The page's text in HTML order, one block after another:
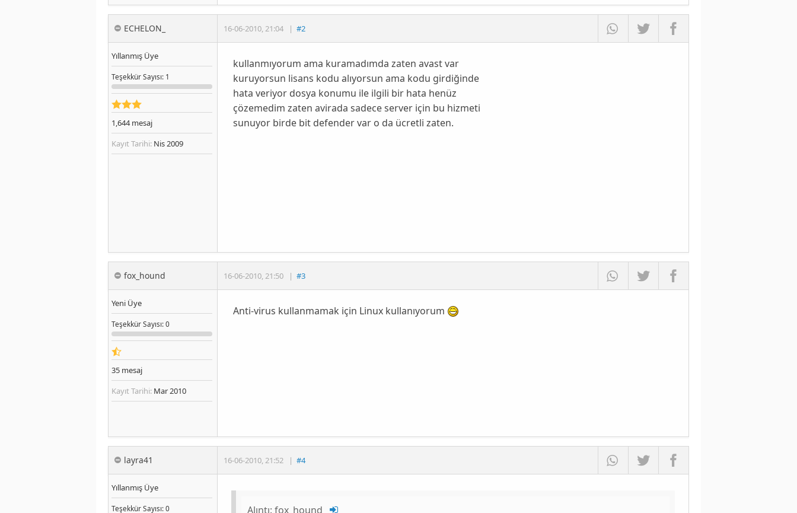
ECHELON_ 16-06-2010,21:04 | #2
Yıllanmış Üye
TeşekkürSayısı: 1
1,644mesaj
Kayıt Tarihi: Nis 2009
kullanmıyorum ama kuramadımda zaten avast var
kuruyorsun lisans kodu alıyorsun ama kodu girdiğinde
hata veriyor dosya konumu ile ilgili bir hata henüz
çözemedim zaten avirada sadece server için bu hizmeti
sunuyor birde bit defender var o da ücretli zaten.
fox_hound 16-06-2010,21:50 | #3
Yeni Üye
TeşekkürSayısı: 0
35 mesaj
Kayıt Tarihi: Mar 2010
Anti-virus kullanmamak için Linux kullanıyorum
layra41 16-06-2010,21:52 | #4
Yıllanmış Üye
TeşekkürSayısı: 0 Alıntı: fox_hound